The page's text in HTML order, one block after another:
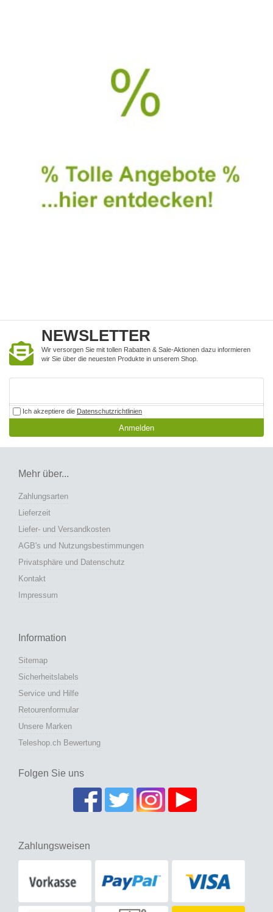
NEWSLETTER
Wir versorgen Sie mit tollen Rabatten & Sale-Aktionen dazu informieren
wir Sie über die neuesten Produkte in unserem Shop.
Ich akzeptiere die Datenschutzrichtlinien
Anmelden
Mehr über...
Zahlungsarten
Lieferzeit
Liefer- und Versandkosten
AGB's und Nutzungsbestimmungen
Privatsphäre und Datenschutz
Kontakt
Impressum
Information
Sitemap
Sicherheitslabels
Service und Hilfe
Retourenformular
Unsere Marken
Teleshop.ch Bewertung
Folgen Sie uns
Zahlungsweisen